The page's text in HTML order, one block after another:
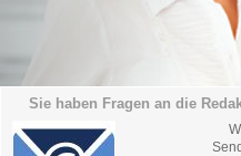
Sie haben Fragen an die